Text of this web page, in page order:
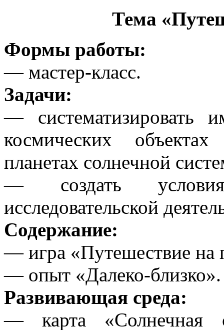
Тема
Формы работы:
— мастер-класс.
Задачи:
— систематизировать
космических
планетах солнечной
— создать условия
исследовательской
Содержание:
— игра «Путешествие на
— опыт «Далеко-близко».
Развивающая среда:
— карта «Солнечная